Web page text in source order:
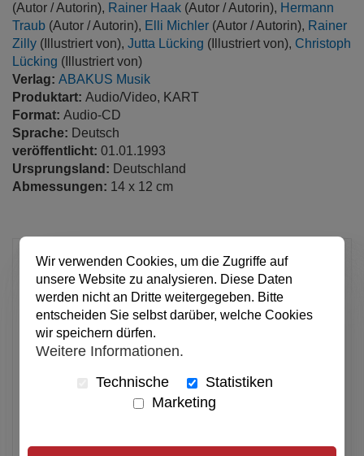
(Autor / Autorin), Rainer Haak (Autor / Autorin), Hermann
Traub (Autor / Autorin), Elli Michler (Autor / Autorin), Rainer
Zilly (Illustriert von), Jutta Lücking (Illustriert von), Christoph
Lücking (Illustriert von)
Verlag: ABAKUS Musik
Produktart: Audio/Video, KART
Format: Audio-CD
Sprache: Deutsch
veröffentlicht: 01.01.1993
Ursprungsland: Deutschland
Abmessungen: 14 x 12 cm
12,95 €
pro Stück
Anzahl
In den Warenkorb
Alle Preise inkl. MwSt.
Verfügbar
Wir verwenden Cookies, um die Zugriffe auf
unsere Website zu analysieren. Diese Daten
werden nicht an Dritte weitergegeben. Bitte
entscheiden Sie selbst darüber, welche Cookies
wir speichern dürfen.
Weitere Informationen.
Technische
Statistiken
Marketing